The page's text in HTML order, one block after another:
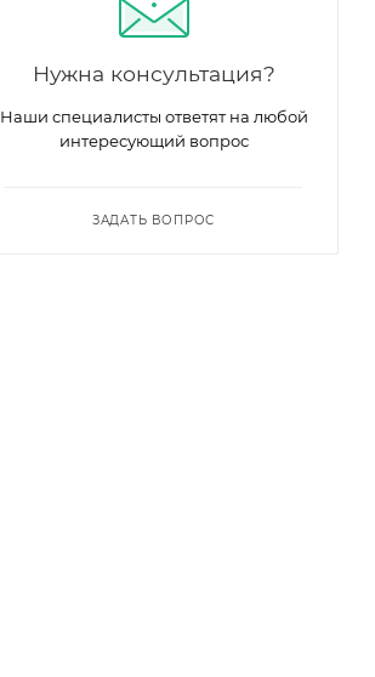
Нужна консультация?
Наши специалисты ответят на любой
интересующий вопрос
ЗАДАТЬ ВОПРОС